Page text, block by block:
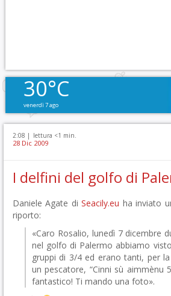
30°C
venerdì 7 ago
2:08 | lettura <1 min.
28 Dic 2009
I delfini del golfo di
Daniele Agate diSeacily.eu ha inviato
riporto:
«Caro Rosalio, lunedì 7 dicembre
nel golfo di Palermo abbiamo
gruppi di 3/4 ed erano tanti, per
un pescatore, “Cinni sù aimmènu
fantastico! Ti mando una foto».